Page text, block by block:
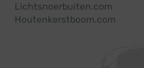
Lichtsnoerbuiten.com
Houtenkerstboom.com